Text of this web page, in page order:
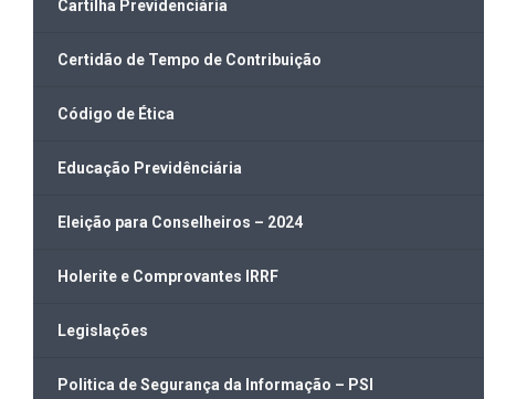
Cartilha Previdenciária
Certidão de Tempo de Contribuição
Código de Ética
Educação Previdênciária
Eleição para Conselheiros – 2024
Holerite e Comprovantes IRRF
Legislações
Politica de Segurança da Informação – PSI